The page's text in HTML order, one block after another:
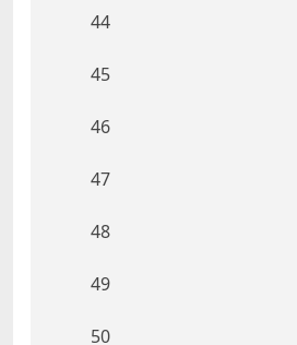
44
45
46
47
48
49
50